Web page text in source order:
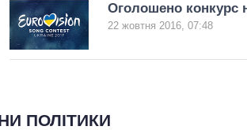
Оголошено конкурс
22 жовтня 2016, 07:48
ПОЛІТИКИ